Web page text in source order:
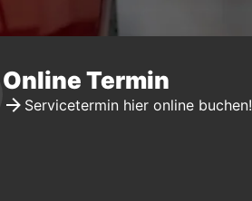
Online Termin
Servicetermin hier online buchen!